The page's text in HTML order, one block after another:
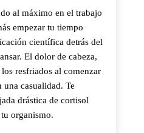
al máximo en el trabajo
empezar tu tiempo
científica detrás del
El dolor de cabeza,
resfriados al comenzar
una casualidad. Te
drástica de cortisol
organismo.